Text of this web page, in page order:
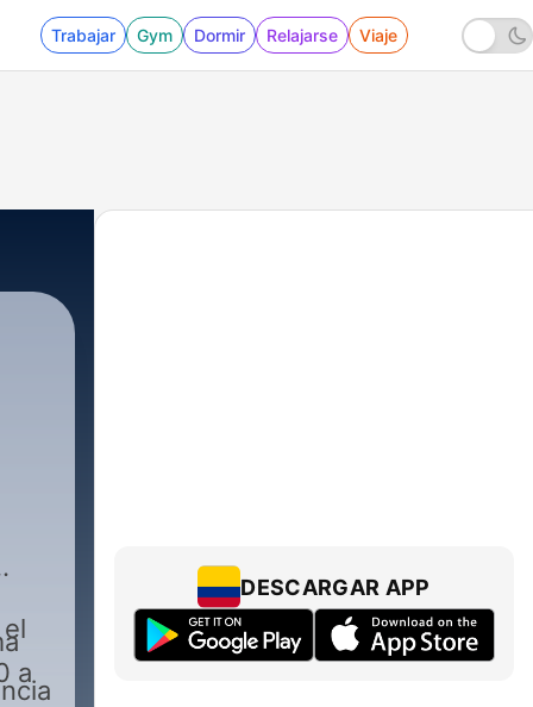
Trabajar Gym Dormir Relajarse Viaje
a
DESCARGAR APP